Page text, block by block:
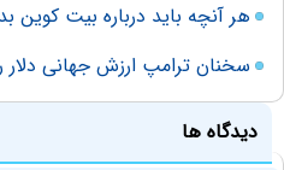
هر آنچه باید درباره بیت کوین
سخنان ترامپ ارزش جهانی
دیدگاه ها